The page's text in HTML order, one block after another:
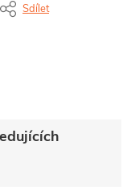
Sdílet